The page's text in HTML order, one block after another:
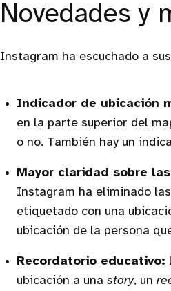
Novedades y
Instagram ha escuchado a
Indicador de ubicación
en la parte superior del
o no. También hay un
Mayor claridad sobre
Instagram ha eliminado
etiquetado con una
ubicación de la persona
Recordatorio educativo:
ubicación a una story, un